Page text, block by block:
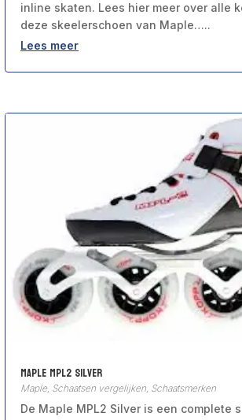
inline skaten. Lees hier meer over alle
deze skeelerschoen van Maple…..
Lees meer
Maple MPL2 Silver
Maple, Schaatsen vergelijken Schaatsmerken
De Maple MPL2 Silver is een complete